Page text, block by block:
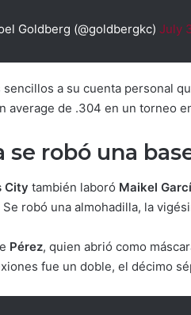
Goldberg (@goldbergkc) July
sencillos a su cuenta personal
average de .304 en un torneo
se robó una
City también laboró Maikel
robó una almohadilla, la
Pérez, quien abrió como
fue un doble, el décimo